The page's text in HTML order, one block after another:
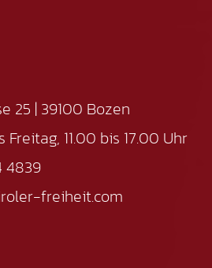
25 | 39100 Bozen
11.00 bis 17.00 Uhr
4839
freiheit.com